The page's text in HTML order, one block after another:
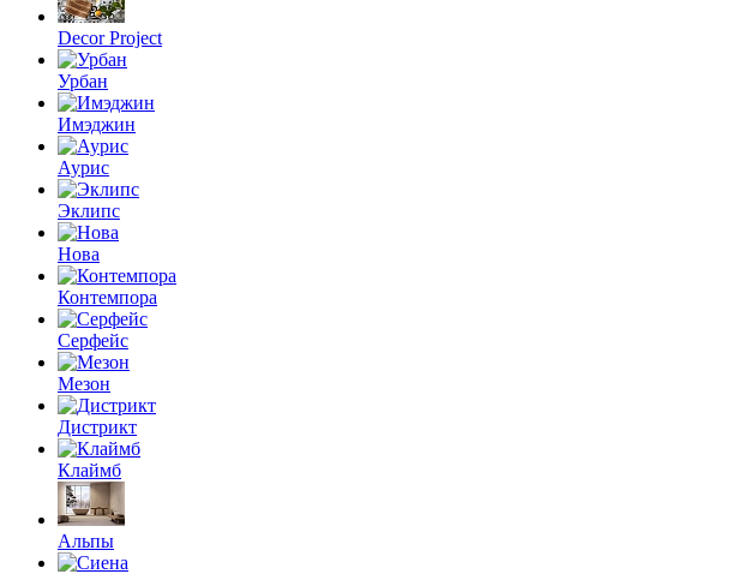
Decor Project
Урбан
Имэджин
Аурис
Эклипс
Нова
Контемпора
Серфейс
Мезон
Дистрикт
Клаймб
Альпы